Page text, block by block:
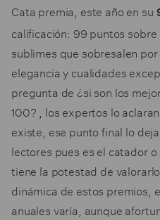
Cata premia, este año en su
calificación: 99 puntos
sublimes que sobresalen
elegancia y cualidades
pregunta de ¿si son los
100? , los expertos lo
existe, ese punto final lo
lectores pues es el catador
tiene la potestad de
dinámica de estos premios,
anuales varía, aunque